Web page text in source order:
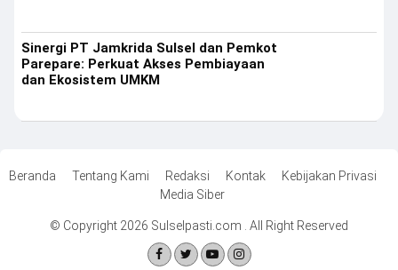
Sinergi PT Jamkrida Sulsel dan Pemkot
Parepare: Perkuat Akses Pembiayaan
dan Ekosistem UMKM
Beranda Tentang Kami Redaksi Kontak
Kebijakan Privasi
Media Siber
© Copyright 2026 Sulselpasti.com . All Right Reserved